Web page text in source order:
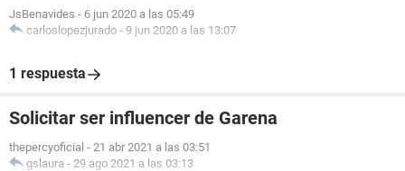
JsBenavides - 6 jun 2020 a las 05:49
carloslopezjurado - 9 jun 2020 a las 13:07
1 respuesta
Solicitar ser influencer de Garena
thepercyoficial - 21 abr 2021 a las 03:51
gslaura - 29 ago 2021 a las 03:13